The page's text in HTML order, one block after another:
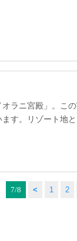
ラニ宮殿」。こ
す。リゾート地
7/8 < 1 2